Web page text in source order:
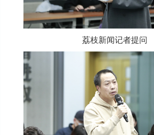
荔枝新闻记者提问